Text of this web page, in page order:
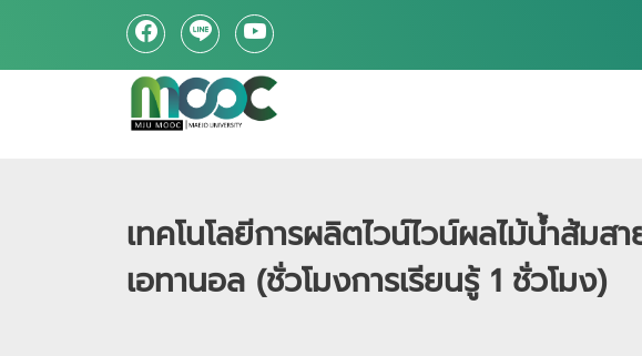
เทคโนโลยีการผลิตไวน์ไวน์ผลไม้น้ำส้มสา
เอทานอล (ชั่วโมงการเรียนรู้ 1 ชั่วโมง)